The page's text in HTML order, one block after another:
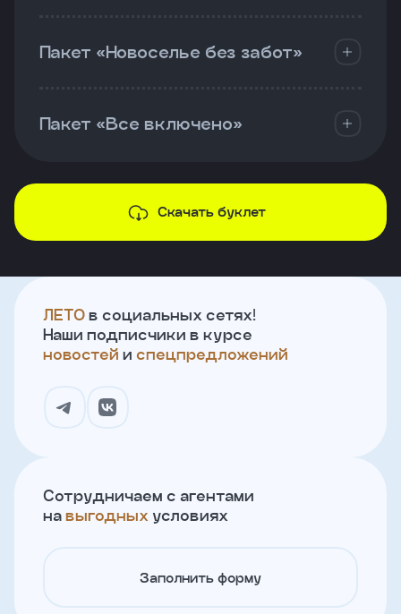
Пакет «Новоселье без забот»
Пакет «Все включено»
Скачать буклет
ЛЕТО в социальных сетях!
Наши подписчики в курсе
новостей и спецпредложений
Сотрудничаем с агентами
на выгодных условиях
Заполнить форму